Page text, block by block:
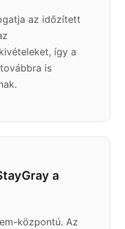
az időzített
így a
is
a
központú. Az